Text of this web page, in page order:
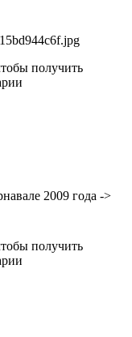
получить
2009 года ->
получить